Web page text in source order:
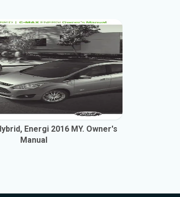
Energi 2016 MY. Owner's
Manual